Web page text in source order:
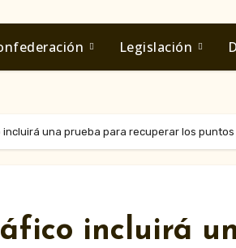
Legislación
incluirá una prueba para recuperar los puntos
incluirá